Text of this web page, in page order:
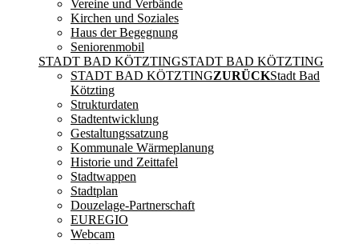
Vereine und Verbände
Kirchen und Soziales
Haus der Begegnung
Seniorenmobil
STADT BAD KÖTZTINGSTADT BAD KÖTZTING
STADT BAD KÖTZTINGZURÜCKStadt Bad
Kötzting
Strukturdaten
Stadtentwicklung
Gestaltungssatzung
Kommunale Wärmeplanung
Historie und Zeittafel
Stadtwappen
Stadtplan
Douzelage-Partnerschaft
EUREGIO
Webcam